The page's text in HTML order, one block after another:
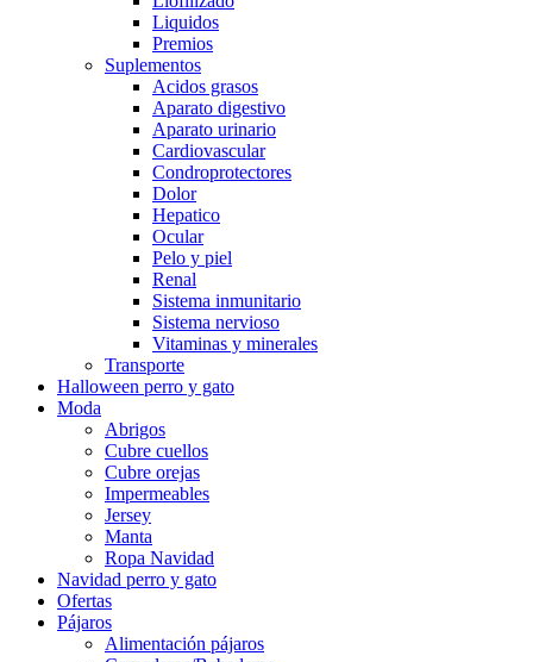
Liquidos
Premios
Suplementos
Acidos grasos
Aparato digestivo
Aparato urinario
Cardiovascular
Condroprotectores
Dolor
Hepatico
Ocular
Pelo y piel
Renal
Sistema inmunitario
Sistema nervioso
Vitaminas y minerales
Transporte
Halloween perro y gato
Moda
Abrigos
Cubre cuellos
Cubre orejas
Impermeables
Jersey
Manta
Ropa Navidad
Navidad perro y gato
Ofertas
Pájaros
Alimentación pájaros